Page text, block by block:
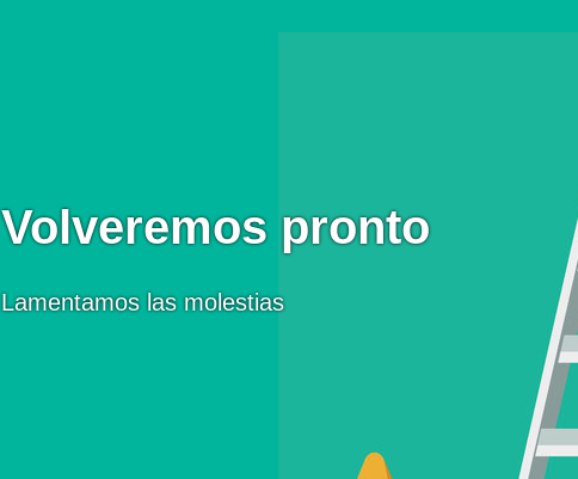
Volveremos pronto
Lamentamos las molestias